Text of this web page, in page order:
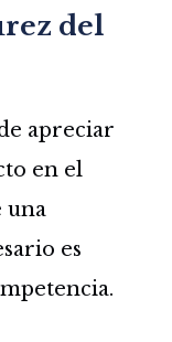
del
apreciar
en el
una
es